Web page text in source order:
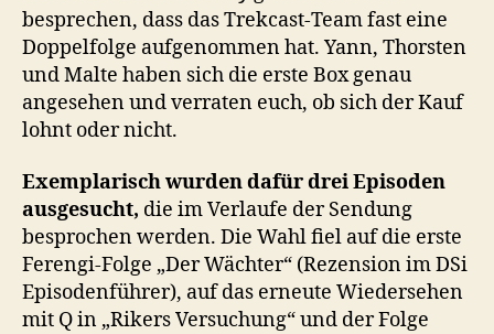
auf
Blu-
ray
besprechen, dass das Trekcast-Team fast eine
Doppelfolge aufgenommen hat. Yann, Thorsten
und Malte haben sich die erste Box genau
angesehen und verraten euch, ob sich der Kauf
lohnt oder nicht.
Exemplarisch wurden dafür drei Episoden
ausgesucht, die im Verlaufe der Sendung
besprochen werden. Die Wahl fiel auf die erste
Ferengi-Folge „Der Wächter“ (Rezension im DSi
Episodenführer), auf das erneute Wiedersehen
mit Q in „Rikers Versuchung“ und der Folge